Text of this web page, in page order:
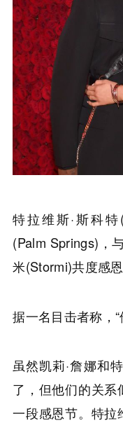
特拉维斯·斯科
(Palm Springs)，
米(Stormi)共度感恩
据一名目击者称，
虽然凯莉·詹娜和
了，但他们的关
一段感恩节。特拉